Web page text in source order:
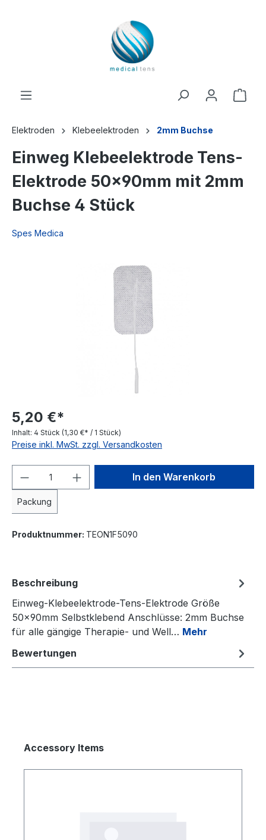
Elektroden Klebeelektroden 2mm Buchse
Einweg Klebeelektrode Tens-
Elektrode 50x90mm mit 2mm
Buchse 4 Stück
Spes Medica
5,20 €*
Inhalt: 4 Stück (1,30 €* / 1 Stück)
Preise inkl. MwSt. zzgl. Versandkosten
Produkt Anzahl: Gib den
Packung
In den Warenkorb
Produktnummer: TEON1F5090
Beschreibung
Einweg-Klebeelektrode-Tens-Elektrode Größe
50x90mm Selbstklebend Anschlüsse: 2mm Buchse
für alle gängige Therapie- und Well… Mehr
Bewertungen
Accessory Items